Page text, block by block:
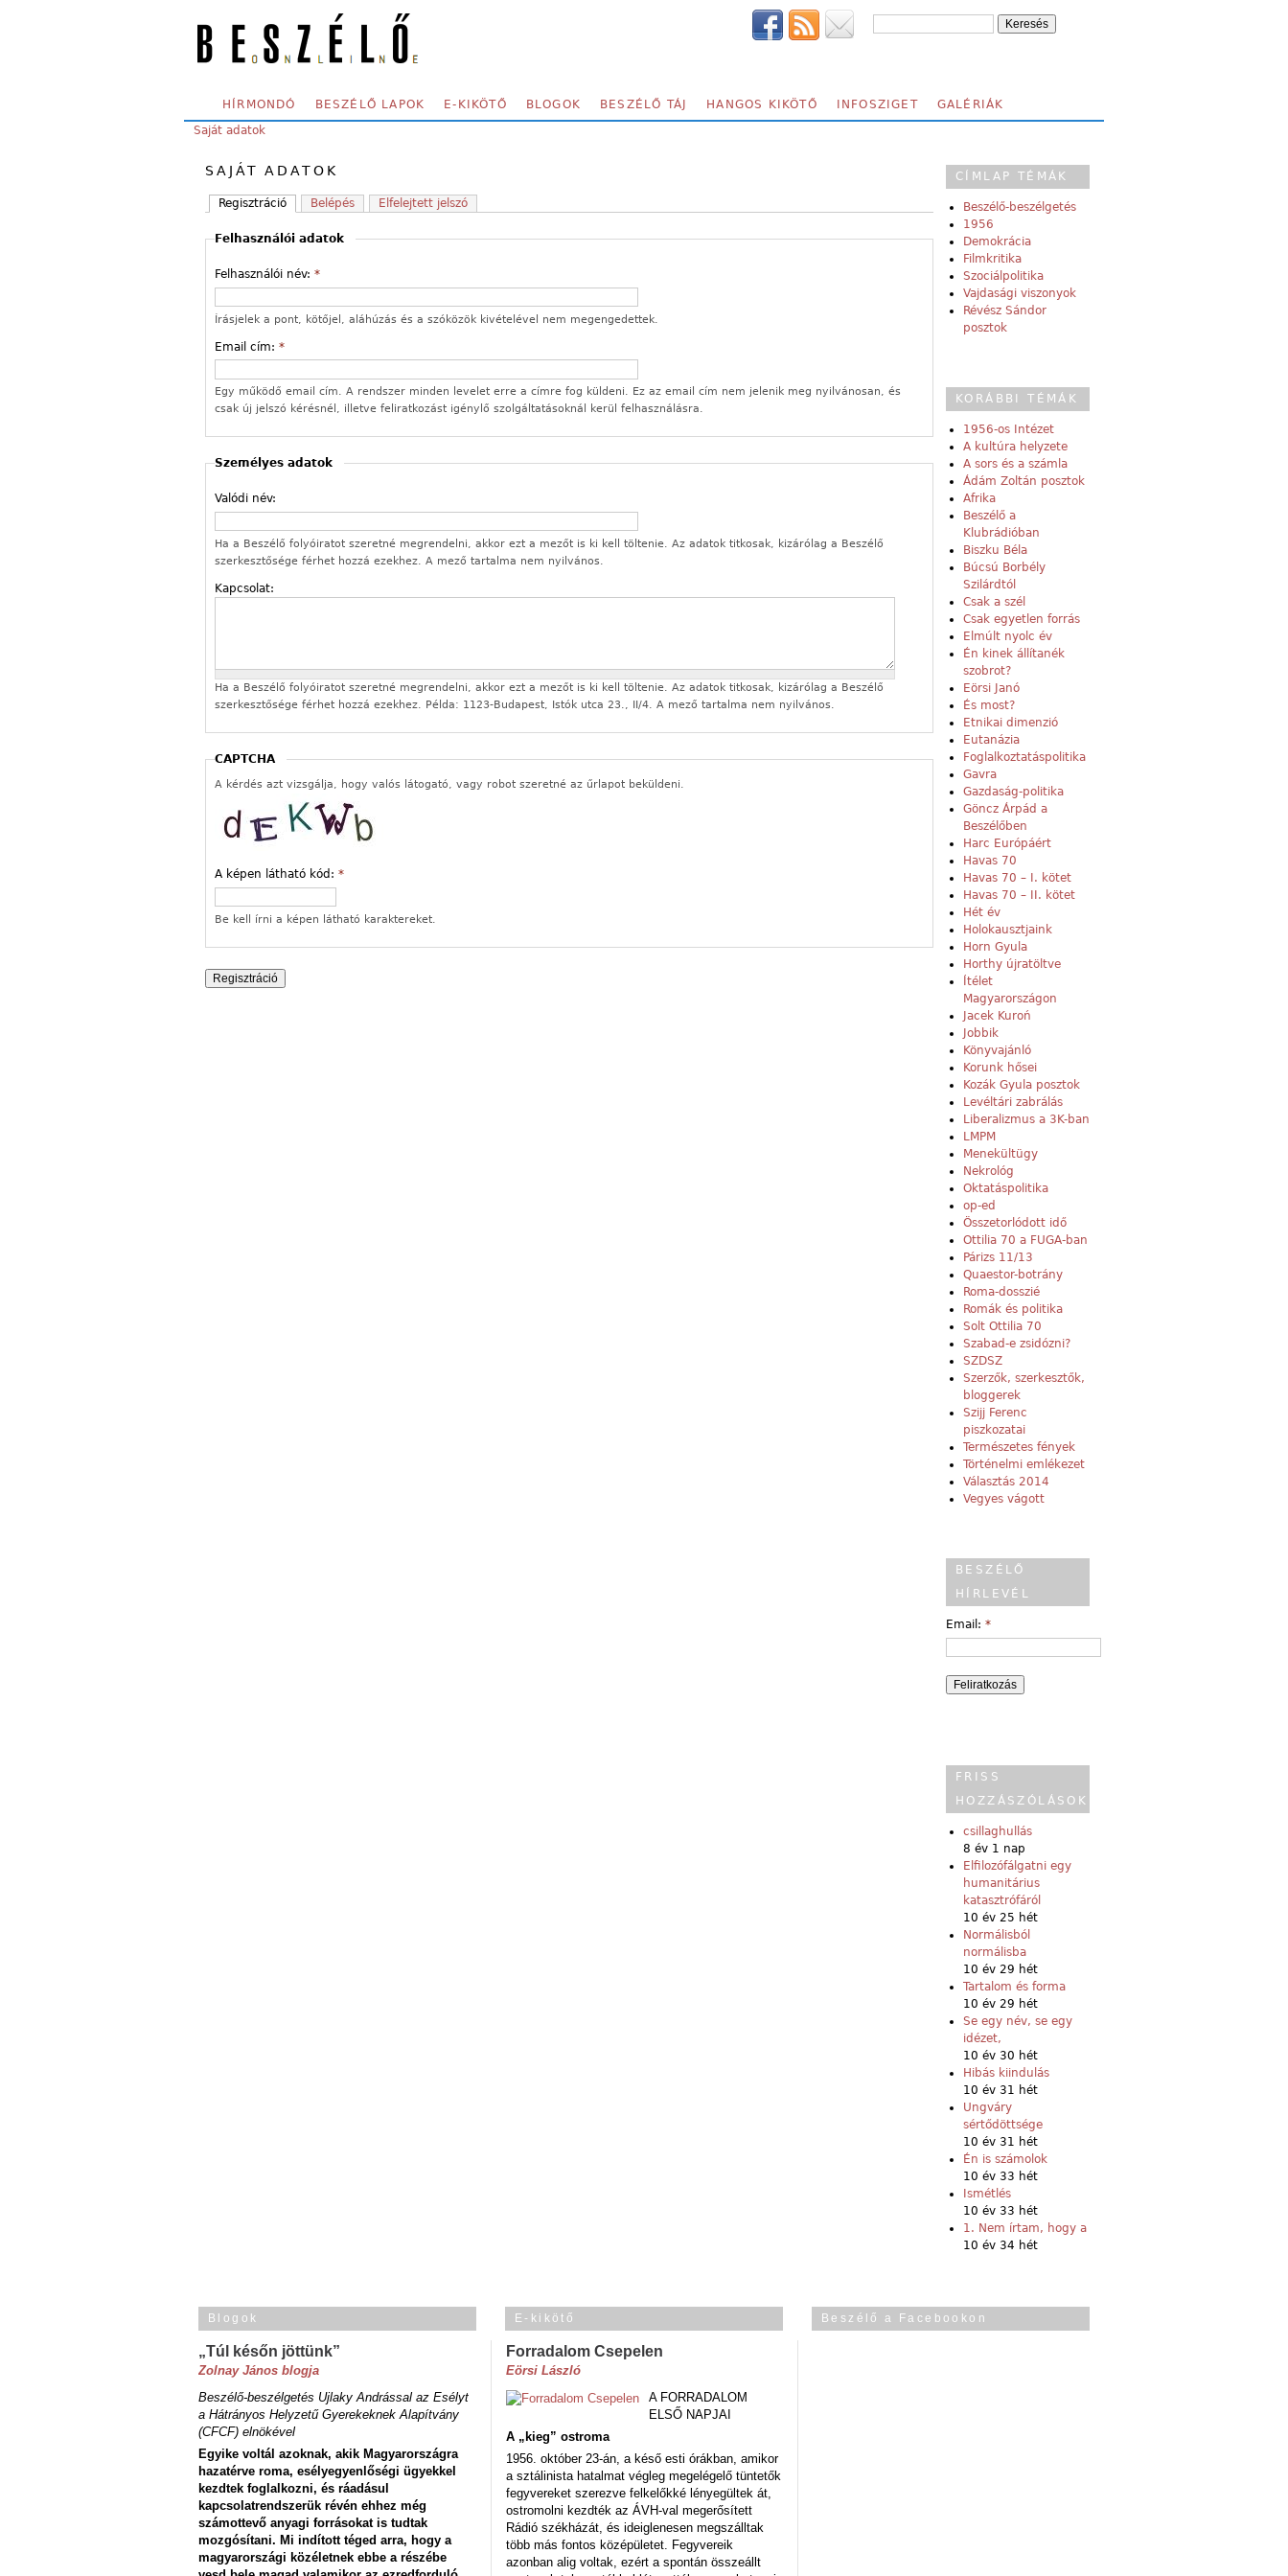
SECONDARY MENU
HÍRMONDÓ BESZÉLŐ LAPOK E-KIKÖTŐ BLOGOK BESZÉLŐ TÁJ HANGOS KIKÖTŐ INFOSZIGET GALÉRIÁK
YOU ARE HERE:
Saját adatok
SAJÁT ADATOK
Regisztráció Belépés Elfelejtett jelszó
Felhasználói adatok
Felhasználói név: *
Írásjelek a pont, kötőjel, aláhúzás és a szóközök kivételével nem megengedettek.
Email cím: *
Egy működő email cím. A rendszer minden levelet erre a címre fog küldeni. Ez az email cím nem jelenik meg nyilvánosan, és
csak új jelszó kérésnél, illetve feliratkozást igénylő szolgáltatásoknál kerül felhasználásra.
Személyes adatok
Valódi név:
Ha a Beszélő folyóiratot szeretné megrendelni, akkor ezt a mezőt is ki kell töltenie. Az adatok titkosak, kizárólag a Beszélő
szerkesztősége férhet hozzá ezekhez. A mező tartalma nem nyilvános.
Kapcsolat:
Ha a Beszélő folyóiratot szeretné megrendelni, akkor ezt a mezőt is ki kell töltenie. Az adatok titkosak, kizárólag a Beszélő
szerkesztősége férhet hozzá ezekhez. Példa: 1123-Budapest, Istók utca 23., II/4. A mező tartalma nem nyilvános.
CAPTCHA
A kérdés azt vizsgálja, hogy valós látogató, vagy robot szeretné az űrlapot beküldeni.
A képen látható kód: *
Be kell írni a képen látható karaktereket.
CÍMLAP TÉMÁK
Beszélő-beszélgetés
1956
Demokrácia
Filmkritika
Szociálpolitika
Vajdasági viszonyok
Révész Sándor
posztok
KORÁBBI TÉMÁK
1956-os Intézet
A kultúra helyzete
A sors és a számla
Ádám Zoltán posztok
Afrika
Beszélő a
Klubrádióban
Biszku Béla
Búcsú Borbély
Szilárdtól
Csak a szél
Csak egyetlen forrás
Elmúlt nyolc év
Én kinek állítanék
szobrot?
Eörsi Janó
És most?
Etnikai dimenzió
Eutanázia
Foglalkoztatáspolitika
Gavra
Gazdaság-politika
Göncz Árpád a
Beszélőben
Harc Európáért
Havas 70
Havas 70 – I. kötet
Havas 70 – II. kötet
Hét év
Holokausztjaink
Horn Gyula
Horthy újratöltve
Ítélet
Magyarországon
Jacek Kuroń
Jobbik
Könyvajánló
Korunk hősei
Kozák Gyula posztok
Levéltári zabrálás
Liberalizmus a 3K-ban
LMPM
Menekültügy
Nekrológ
Oktatáspolitika
op-ed
Összetorlódott idő
Ottilia 70 a FUGA-ban
Párizs 11/13
Quaestor-botrány
Roma-dosszié
Romák és politika
Solt Ottilia 70
Szabad-e zsidózni?
SZDSZ
Szerzők, szerkesztők,
bloggerek
Szijj Ferenc
piszkozatai
Természetes fények
Történelmi emlékezet
Választás 2014
Vegyes vágott
BESZÉLŐ
HÍRLEVÉL
Email: *
FRISS
HOZZÁSZÓLÁSOK
csillaghullás
8 év 1 nap
Elfilozófálgatni egy
humanitárius
katasztrófáról
10 év 25 hét
Normálisból
normálisba
10 év 29 hét
Tartalom és forma
10 év 29 hét
Se egy név, se egy
idézet,
10 év 30 hét
Hibás kiindulás
10 év 31 hét
Ungváry
sértődöttsége
10 év 31 hét
Én is számolok
10 év 33 hét
Ismétlés
10 év 33 hét
1. Nem írtam, hogy a
10 év 34 hét
Blogok
„Túl későn jöttünk”
Zolnay János blogja
Beszélő-beszélgetés Ujlaky Andrással az Esélyt
a Hátrányos Helyzetű Gyerekeknek Alapítvány
(CFCF) elnökével
Egyike voltál azoknak, akik Magyarországra
hazatérve roma, esélyegyenlőségi ügyekkel
kezdtek foglalkozni, és ráadásul
kapcsolatrendszerük révén ehhez még
számottevő anyagi forrásokat is tudtak
mozgósítani. Mi indított téged arra, hogy a
magyarországi közéletnek ebbe a részébe
E-kikötő
Forradalom Csepelen
Eörsi László
A FORRADALOM
ELSŐ NAPJAI
A „kieg” ostroma
1956. október 23-án, a késő esti órákban, amikor
a sztálinista hatalmat végleg megelégelő tüntetők
fegyvereket szerezve felkelőkké lényegültek át,
ostromolni kezdték az ÁVH-val megerősített
Rádió székházát, és ideiglenesen megszálltak
több más fontos középületet. Fegyvereik
azonban alig voltak, ezért a spontán összeállt
Beszélő a Facebookon